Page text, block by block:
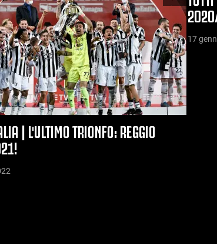
| L'ULTIMO TRIONFO: REGGIO
17